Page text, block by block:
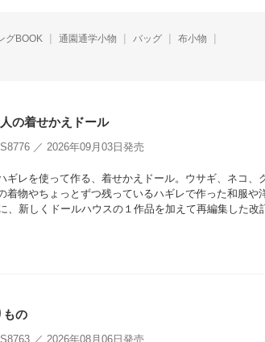
グBOOK 通園通学小物 バッグ
布小物
の着せかえドール
／ 2026年09月03日発売
ギレを使って作る、着せかえドール。ウサギ、ネコ、
着物やちょっとずつ残っているハギレで作った和服や
、新しくドールハウスの１作品を加えて再編集した改
もの
／ 2026年08月06日発売